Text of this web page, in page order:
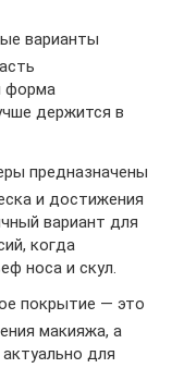
варианты
форма
держится в
предназначены
и достижения
вариант для
когда
носа и скул.
покрытие — это
макияжа, а
для